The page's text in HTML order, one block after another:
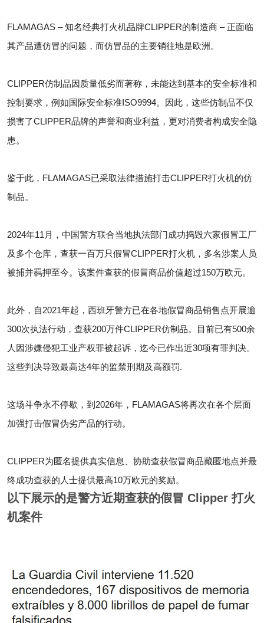
FLAMAGAS – 知名经典打火机品牌CLIPPER的制造商 – 正面临
其产品遭仿冒的问题，而仿冒品的主要销往地是欧洲。
CLIPPER仿制品因质量低劣而著称，未能达到基本的安全标准和
控制要求，例如国际安全标准ISO9994。因此，这些仿制品不仅
损害了CLIPPER品牌的声誉和商业利益，更对消费者构成安全隐
患。
鉴于此，FLAMAGAS已采取法律措施打击CLIPPER打火机的仿
制品。
2024年11月，中国警方联合当地执法部门成功捣毁六家假冒工厂
及多个仓库，查获一百万只假冒CLIPPER打火机，多名涉案人员
被捕并羁押至今。该案件查获的假冒商品价值超过150万欧元。
此外，自2021年起，西班牙警方已在各地假冒商品销售点开展逾
300次执法行动，查获200万件CLIPPER仿制品。目前已有500余
人因涉嫌侵犯工业产权罪被起诉，迄今已作出近30项有罪判决。
这些判决导致最高达4年的监禁刑期及高额罚.
这场斗争永不停歇，到2026年，FLAMAGAS将再次在各个层面
加强打击假冒伪劣产品的行动。
CLIPPER为匿名提供真实信息、协助查获假冒商品藏匿地点并最
终成功查获的人士提供最高10万欧元的奖励。
以下展示的是警方近期查获的假冒 Clipper 打火
机案件